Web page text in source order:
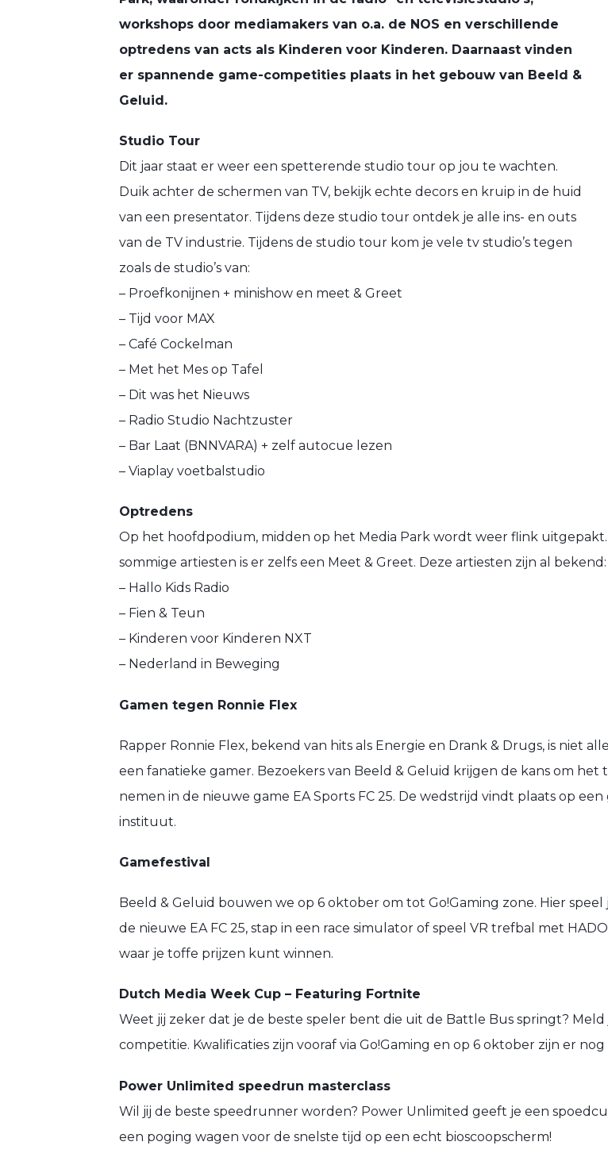
workshops door mediamakers van o.a. de NOS en verschillende
optredens van acts als Kinderen voor Kinderen. Daarnaast vinden
er spannende game-competities plaats in het gebouw van Beeld &
Geluid.
Studio Tour
Dit jaar staat er weer een spetterende studio tour op jou te wachten.
Duik achter de schermen van TV, bekijk echte decors en kruip in de huid
van een presentator. Tijdens deze studio tour ontdek je alle ins- en outs
van de TV industrie. Tijdens de studio tour kom je vele tv studio’s tegen
zoals de studio’s van:
– Proefkonijnen + minishow en meet & Greet
– Tijd voor MAX
– Café Cockelman
– Met het Mes op Tafel
– Dit was het Nieuws
– Radio Studio Nachtzuster
– Bar Laat (BNNVARA) + zelf autocue lezen
– Viaplay voetbalstudio
Optredens
Op het hoofdpodium, midden op het Media Park wordt weer flink
sommige artiesten is er zelfs een Meet & Greet. Deze artiesten zijn al bekend:
– Hallo Kids Radio
– Fien & Teun
– Kinderen voor Kinderen NXT
– Nederland in Beweging
Gamen tegen Ronnie Flex
Rapper Ronnie Flex, bekend van hits als Energie en Drank & Drugs, is niet
een fanatieke gamer. Bezoekers van Beeld & Geluid krijgen de kans om
nemen in de nieuwe game EA Sports FC 25. De wedstrijd vindt plaats op
instituut.
Gamefestival
Beeld & Geluid bouwen we op 6 oktober om tot Go!Gaming zone. Hier
de nieuwe EA FC 25, stap in een race simulator of speel VR trefbal met
waar je toffe prijzen kunt winnen.
Dutch Media Week Cup – Featuring Fortnite
Weet jij zeker dat je de beste speler bent die uit de Battle Bus springt?
competitie. Kwalificaties zijn vooraf via Go!Gaming en op 6 oktober zijn er
Power Unlimited speedrun masterclass
Wil jij de beste speedrunner worden? Power Unlimited geeft je een
een poging wagen voor de snelste tijd op een echt bioscoopscherm!